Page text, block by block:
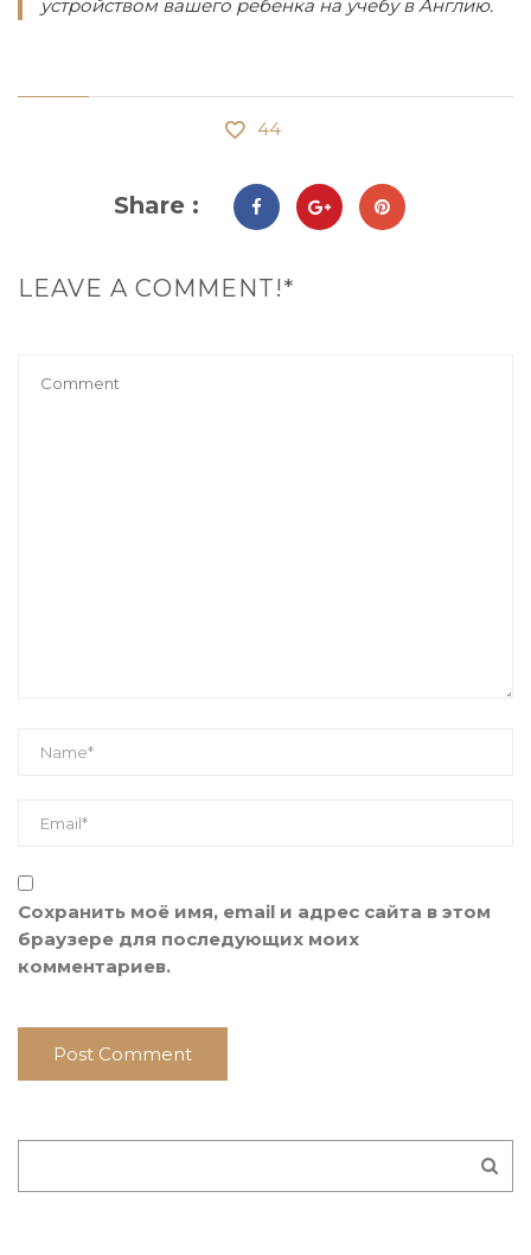
устройством вашего ребенка на учебу в Англию.
44
Share :
LEAVE A COMMENT!*
Сохранить моё имя, email и адрес сайта в этом
браузере для последующих моих
комментариев.